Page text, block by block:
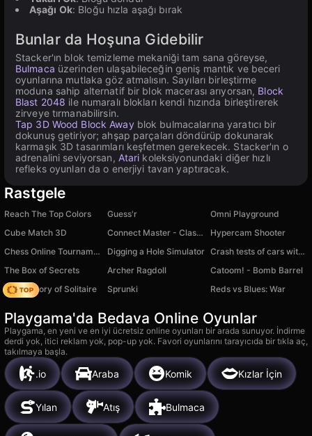
Aşağı Ok: Bloğu hızla aşağı bırak
Bunlar da Hoşuna Gidebilir
Stacker'ın blok temizleme mekaniği tam sana göreyse,
Bulmaca üzerinden ulaşabileceğin geniş mantık ve beceri
oyunlarına mutlaka göz atmalısın. Sayıları birleştirme
moduna sahip alternatif bir blok macerası arıyorsan, Block
Blast 2048 ile numaralı blokları kendi hızında birleştirerek
zirveye tırmanabilirsin.
Tap 3D Wood Block Awayblok bulmacalarına yaratıcı bir
dokunuş getiriyor; ahşap parçaları döndürüp dokunarak
karmaşık 3D tasarımları keşfetmen gerekecek. Stacker'ın o
adrenalini seviyorsan, Atari koleksiyonundaki diğer hızlı
refleks oyunları da o enerjiyi tavan yaptıracak.
Rastgele
Reach The Top Colors Guess'r
Omni Playground
Cube Match 3D
Connect Master - Classic Game
Hypercam Shooter
Chess Online Tournament
Digging a Hole Simulator
Crash tests of cars with airbags
The Box of Secrets
Archer Ragdoll
Catoom! - Bomb Barrel
Magic Story of Solitaire
Sprunki Reds vs Blues: War
Playgama'da Bedava Online Oyunlar
Playgama, en yeni ve en iyi ücretsiz online oyunları bir arada sunuyor. İndirme
derdi yok, itici reklam yok, pop-up yok. Favori oyunlarını tarayıcıda bir tıkla aç,
takılmaya başla.
.io Araba Komik Kızlar İçin
Yılan Atış Bulmaca